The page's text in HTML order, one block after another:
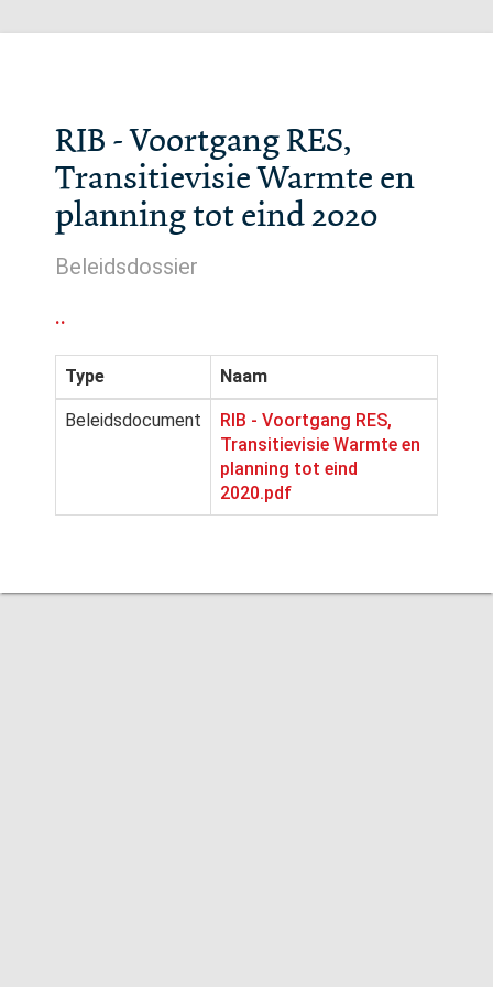
RIB - Voortgang RES,
Transitievisie Warmte en
planning tot eind 2020
Beleidsdossier
..
Type Naam
Beleidsdocument
RIB - Voortgang RES,
Transitievisie Warmte en
planning tot eind
2020.pdf